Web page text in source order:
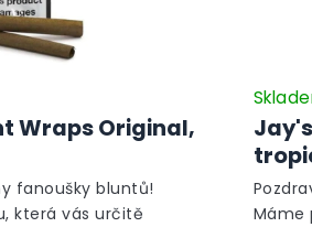
Wraps Original,
fanoušky bluntů!
která vás určitě
Máme